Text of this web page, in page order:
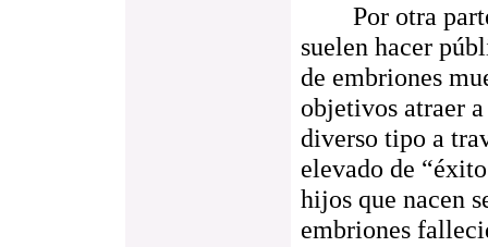
Por otra parte,
suelen hacer
de embriones
objetivos atraer
diverso tipo a
elevado de
hijos que nacen
embriones